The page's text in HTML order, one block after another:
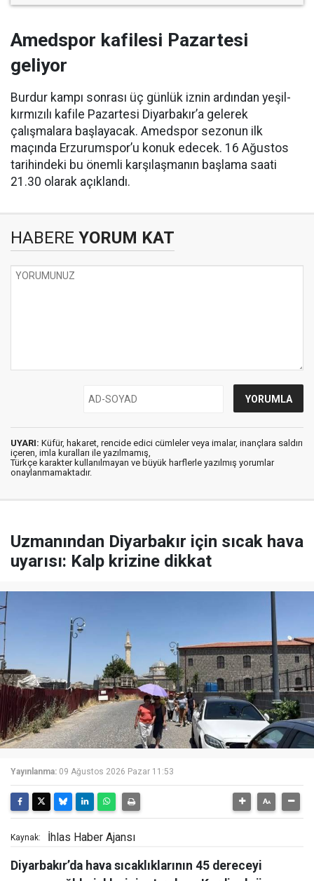
Amedspor kafilesi Pazartesi
geliyor
Burdur kampı sonrası üç günlük iznin ardından yeşil-
kırmızılı kafile Pazartesi Diyarbakır’a gelerek
çalışmalara başlayacak. Amedspor sezonun ilk
maçında Erzurumspor’u konuk edecek. 16 Ağustos
tarihindeki bu önemli karşılaşmanın başlama saati
21.30 olarak açıklandı.
HABERE YORUM KAT
UYARI: Küfür, hakaret, rencide edici cümleler veya imalar, inançlara saldırı
içeren, imla kuralları ile yazılmamış,
Türkçe karakter kullanılmayan ve büyük harflerle yazılmış yorumlar
onaylanmamaktadır.
Uzmanından Diyarbakır için sıcak hava
uyarısı: Kalp krizine dikkat
Yayınlanma: 09 Ağustos 2026 Pazar 11:53
Kaynak: İhlas Haber Ajansı
Diyarbakır’da hava sıcaklıklarının 45 dereceyi